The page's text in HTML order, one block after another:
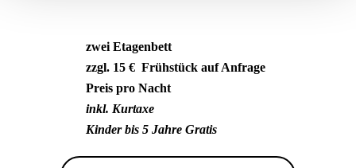
zwei Etagenbett
zzgl. 15 € Frühstück auf Anfrage
Preis pro Nacht
inkl. Kurtaxe
Kinder bis 5 Jahre Gratis